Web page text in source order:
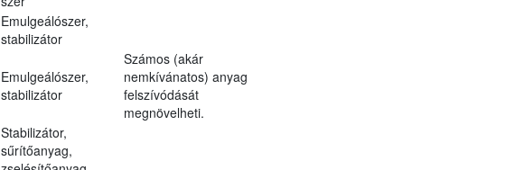
Emulgeálószer,
stabilizátor
Emulgeálószer,
stabilizátor
Számos (akár
nemkívánatos) anyag
felszívódását
megnövelheti.
Stabilizátor,
sűrítőanyag,